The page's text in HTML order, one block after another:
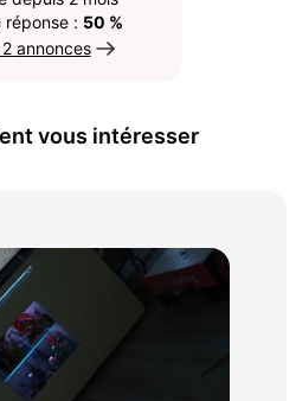
réponse : 50 %
annonces
vous intéresser